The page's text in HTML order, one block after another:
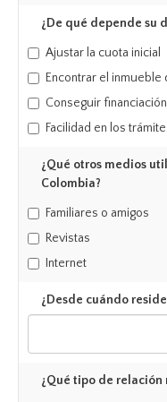
¿De qué depende su
Ajustar la cuota inicial
Encontrar el inmueble
Conseguir financiación
Facilidad en los
¿Qué otros medios
Colombia?
Familiares o amigos
Revistas
Internet
¿Desde cuándo
¿Qué tipo de relación